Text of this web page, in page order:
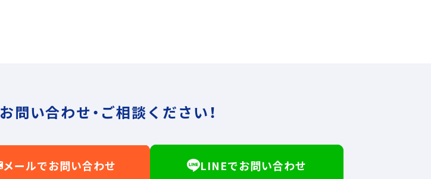
お問い合わせ・ご相談ください！
メールでお問い合わせ LINEでお問い合わせ